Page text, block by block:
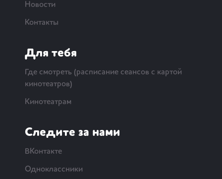
Новости
Контакты
Для тебя
Где смотреть (расписание сеансов с картой
кинотеатров)
Кинотеатрам
Следите за нами
ВКонтакте
Одноклассники